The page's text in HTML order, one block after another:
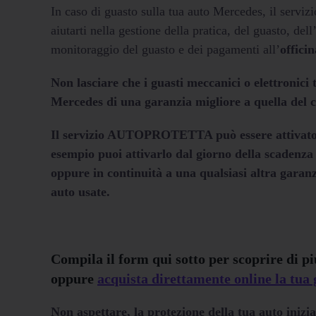
In caso di guasto sulla tua auto Mercedes, il
aiutarti nella gestione della pratica, del guasto,
monitoraggio del guasto e dei pagamenti all’
Non lasciare che i guasti meccanici o
Mercedes di una garanzia migliore a quella del
Il servizio AUTOPROTETTA può essere
esempio puoi attivarlo dal giorno della
oppure in continuità a una qualsiasi altra
auto usate.
Compila il form qui sotto per scoprire di
oppure acquista direttamente online la
Non aspettare, la protezione della tua auto